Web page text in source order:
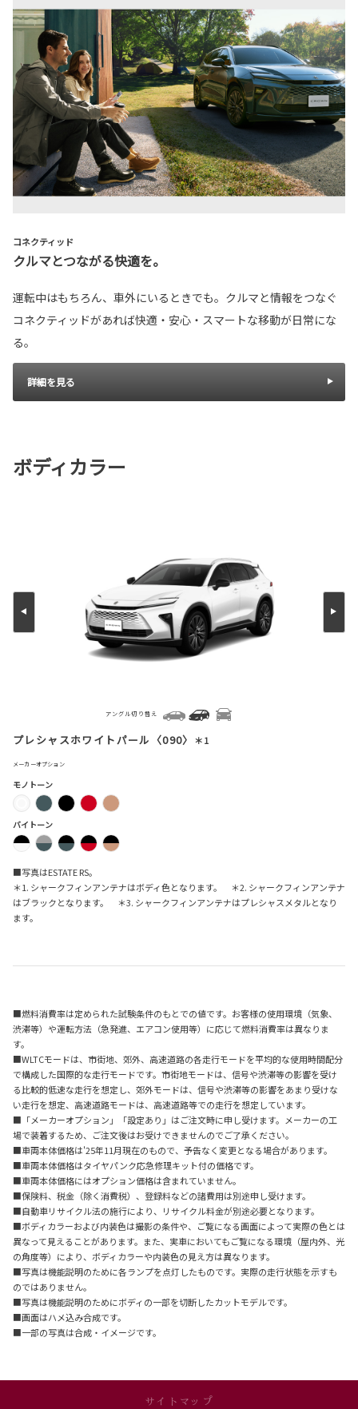
コネクティッド
クルマとつながる快適を。
運転中はもちろん、車外にいるときでも。クルマと情報をつなぐ
コネクティッドがあれば快適・安心・スマートな移動が日常にな
る。
詳細を見る
ボディカラー
プレシャスホワイトパール〈090〉 ＊1
メーカーオプション
アングル切り替え
モノトーン
バイトーン
■写真はESTATE RS。
＊1. シャークフィンアンテナはボディ色となります。 ＊2. シャークフィンアンテナ
はブラックとなります。 ＊3. シャークフィンアンテナはプレシャスメタルとなり
ます。
■燃料消費率は定められた試験条件のもとでの値です。お客様の使用環境（気象、
渋滞等）や運転方法（急発進、エアコン使用等）に応じて燃料消費率は異なりま
す。
■WLTCモードは、市街地、郊外、高速道路の各走行モードを平均的な使用時間配分
で構成した国際的な走行モードです。市街地モードは、信号や渋滞等の影響を受け
る比較的低速な走行を想定し、郊外モードは、信号や渋滞等の影響をあまり受けな
い走行を想定、高速道路モードは、高速道路等での走行を想定しています。
■「メーカーオプション」「設定あり」はご注文時に申し受けます。メーカーの工
場で装着するため、ご注文後はお受けできませんのでご了承ください。
■車両本体価格は'25年11月現在のもので、予告なく変更となる場合があります。
■車両本体価格はタイヤパンク応急修理キット付の価格です。
■車両本体価格にはオプション価格は含まれていません。
■保険料、税金（除く消費税）、登録料などの諸費用は別途申し受けます。
■自動車リサイクル法の施行により、リサイクル料金が別途必要となります。
■ボディカラーおよび内装色は撮影の条件や、ご覧になる画面によって実際の色とは
異なって見えることがあります。また、実車においてもご覧になる環境（屋内外、光
の角度等）により、ボディカラーや内装色の見え方は異なります。
■写真は機能説明のために各ランプを点灯したものです。実際の走行状態を示すも
のではありません。
■写真は機能説明のためにボディの一部を切断したカットモデルです。
■画面はハメ込み合成です。
■一部の写真は合成・イメージです。
サイトマップ